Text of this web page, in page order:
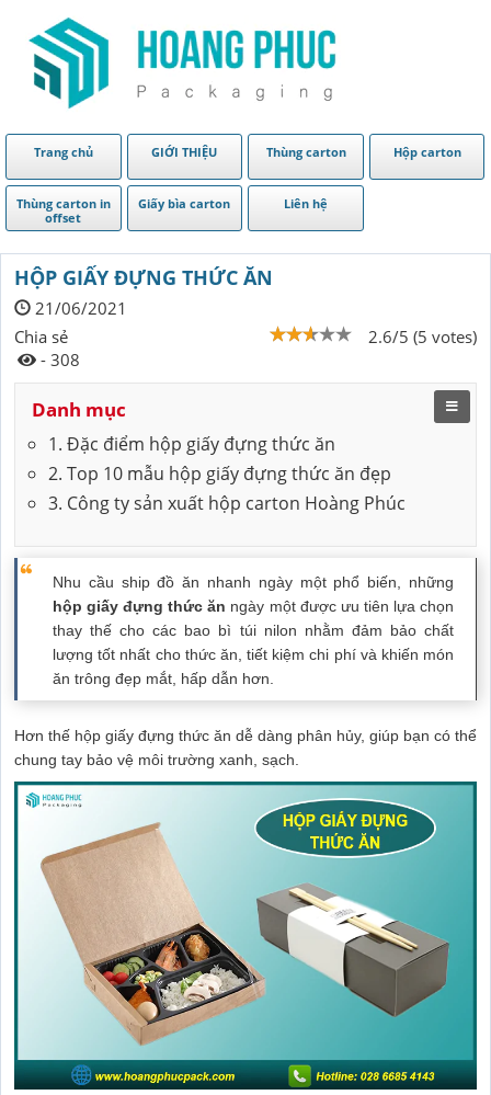
Trang chủ GIỚI THIỆU Thùng carton Hộp carton
Thùng carton in
offset
Giấy bìa carton Liên hệ
HỘP GIẤY ĐỰNG THỨC ĂN
21/06/2021
2.6/5 (5 votes)
Chia sẻ
- 308
Danh mục
1. Đặc điểm hộp giấy đựng thức ăn
2. Top 10 mẫu hộp giấy đựng thức ăn đẹp
3. Công ty sản xuất hộp carton Hoàng Phúc
Nhu cầu ship đồ ăn nhanh ngày một phổ biến, những
hộp giấy đựng thức ăn ngày một được ưu tiên lựa chọn
thay thế cho các bao bì túi nilon nhằm đảm bảo chất
lượng tốt nhất cho thức ăn, tiết kiệm chi phí và khiến món
ăn trông đẹp mắt, hấp dẫn hơn.
Hơn thế hộp giấy đựng thức ăn dễ dàng phân hủy, giúp bạn có thể
chung tay bảo vệ môi trường xanh, sạch.